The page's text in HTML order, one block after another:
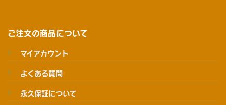
ご注文の商品について
マイアカウント
よくある質問
永久保証について